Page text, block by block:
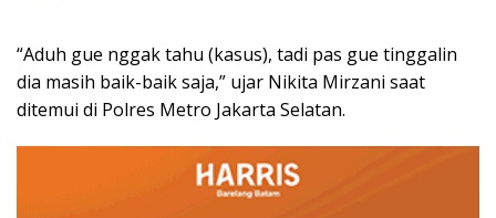
“Aduh gue nggak tahu (kasus), tadi pas gue tinggalin
dia masih baik-baik saja,” ujar Nikita Mirzani saat
ditemui di Polres Metro Jakarta Selatan.